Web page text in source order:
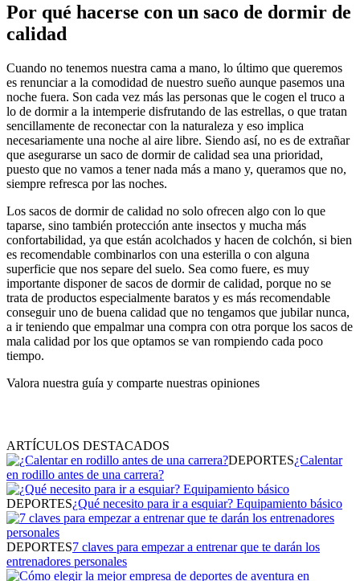
Por qué hacerse con un saco de dormir de
calidad
Cuando no tenemos nuestra cama a mano, lo último que queremos
es renunciar a la comodidad de nuestro sueño aunque pasemos una
noche fuera. Son cada vez más las personas que le cogen el truco a
lo de dormir a la intemperie disfrutando de las estrellas, o que tratan
sencillamente de reconectar con la naturaleza y eso implica
necesariamente una noche al aire libre. Siendo así, no es de extrañar
que asegurarse un saco de dormir de calidad sea una prioridad,
puesto que no vamos a tener nada más a mano y, queramos que no,
siempre refresca por las noches.
Los sacos de dormir de calidad no solo ofrecen algo con lo que
taparse, sino también protección ante insectos y mucha más
confortabilidad, ya que están acolchados y hacen de colchón, si bien
es recomendable combinarlos con una esterilla o con alguna
superficie que nos separe del suelo. Sea como fuere, es muy
importante disponer de sacos de dormir de calidad, porque no se
trata de productos especialmente baratos y es más recomendable
conseguir uno de buena calidad que no tengamos que jubilar nunca,
a ir teniendo que empalmar una compra con otra porque los sacos de
mala calidad por los que optamos se van rompiendo cada poco
tiempo.
Valora nuestra guía y comparte nuestras opiniones
ARTÍCULOS DESTACADOS
DEPORTES¿Calentar
en rodillo antes de una carrera?
DEPORTES¿Qué necesito para ir a esquiar? Equipamiento básico
DEPORTES7 claves para empezar a entrenar que te darán los
entrenadores personales